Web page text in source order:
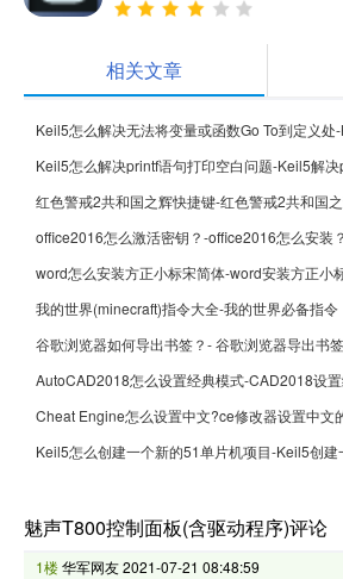
相关文章
红色警戒2共和国之辉快捷键-红色警戒2共和国
office2016怎么激活密钥？-office2016怎么安装？
word怎么安装方正小标宋简体-word安装方正小
我的世界(minecraft)指令大全-我的世界必备指令
谷歌浏览器如何导出书签？- 谷歌浏览器导出书
AutoCAD2018怎么设置经典模式-CAD2018设
Cheat Engine怎么设置中文?ce修改器设置中文
魅声T800控制面板(含驱动程序)评论
1楼华军网友2021-07-21 08:48:59